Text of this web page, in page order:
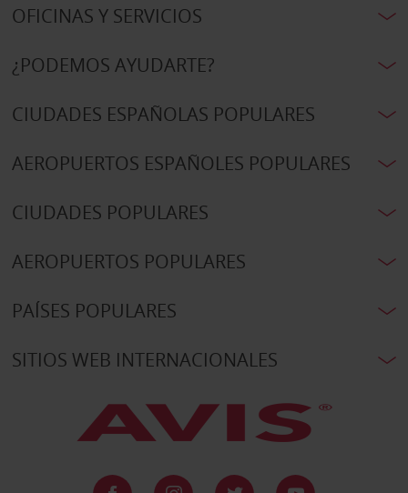
OFICINAS Y SERVICIOS
¿PODEMOS AYUDARTE?
CIUDADES ESPAÑOLAS POPULARES
AEROPUERTOS ESPAÑOLES POPULARES
CIUDADES POPULARES
AEROPUERTOS POPULARES
PAÍSES POPULARES
SITIOS WEB INTERNACIONALES